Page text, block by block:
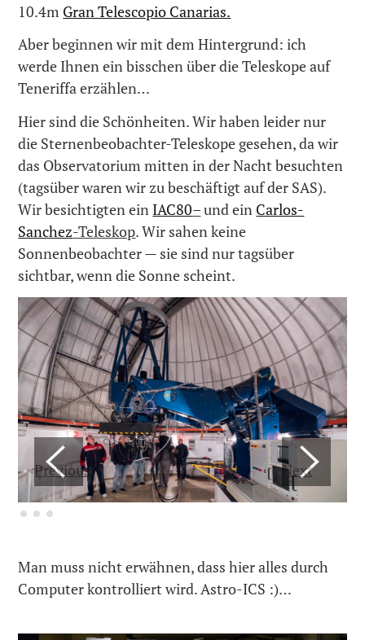
10.4m Gran Telescopio Canarias.
Aber beginnen wir mit dem Hintergrund: ich
werde Ihnen ein bisschen über die Teleskope auf
Teneriffa erzählen…
Hier sind die Schönheiten. Wir haben leider nur
die Sternenbeobachter-Teleskope gesehen, da wir
das Observatorium mitten in der Nacht besuchten
(tagsüber waren wir zu beschäftigt auf der SAS).
Wir besichtigten ein IAC80–und ein Carlos-
Sanchez-Teleskop. Wir sahen keine
Sonnenbeobachter — sie sind nur tagsüber
sichtbar, wenn die Sonne scheint.
Previous Next
Man muss nicht erwähnen, dass hier alles durch
Computer kontrolliert wird. Astro-ICS :)…